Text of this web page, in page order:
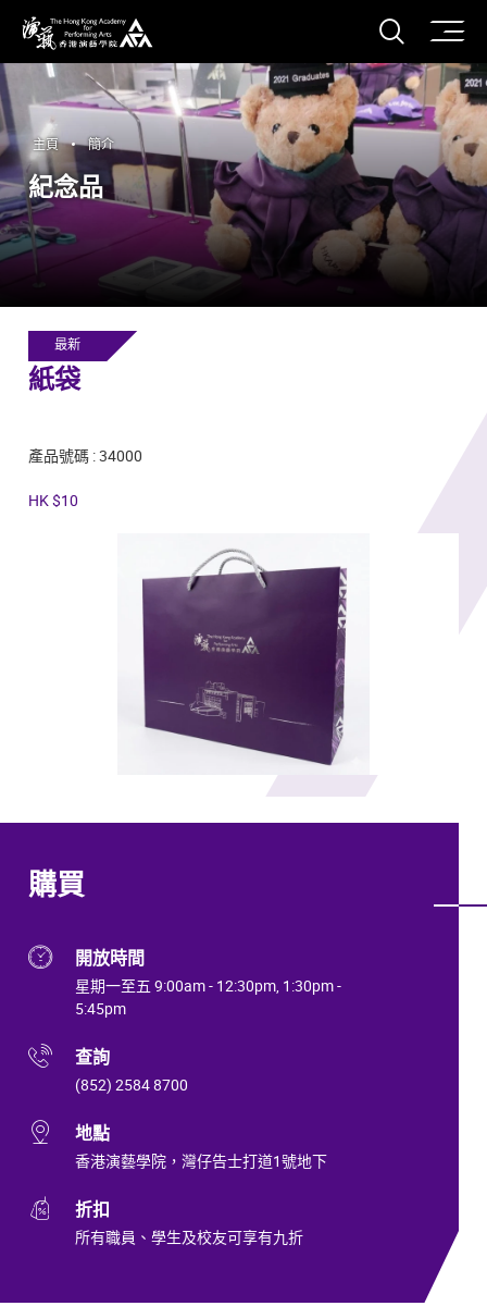
香港演藝學院
打開
主頁 簡介
紀念品
最新
紙袋
產品號碼 : 34000
HK $10
購買
開放時間
星期一至五 9:00am - 12:30pm, 1:30pm -
5:45pm
查詢
(852) 2584 8700
地點
香港演藝學院，灣仔告士打道1號地下
折扣
所有職員、學生及校友可享有九折